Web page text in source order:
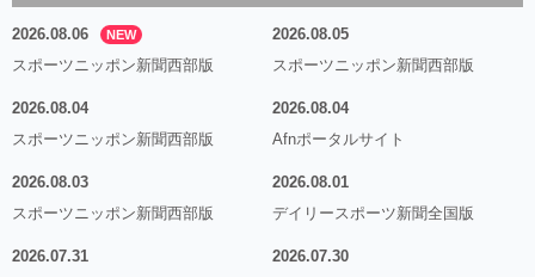
2026.08.06 NEW
スポーツニッポン新聞西部版
2026.08.05
スポーツニッポン新聞西部版
2026.08.04
スポーツニッポン新聞西部版
2026.08.04
Afnポータルサイト
2026.08.03
スポーツニッポン新聞西部版
2026.08.01
デイリースポーツ新聞全国版
2026.07.31
2026.07.30